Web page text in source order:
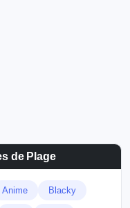
de Plage
Anime Blacky